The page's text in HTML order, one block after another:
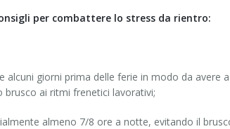
per combattere lo stress da rientro:
alcuni giorni prima delle ferie in modo da
brusco ai ritmi frenetici lavorativi;
almeno 7/8 ore a notte, evitando il